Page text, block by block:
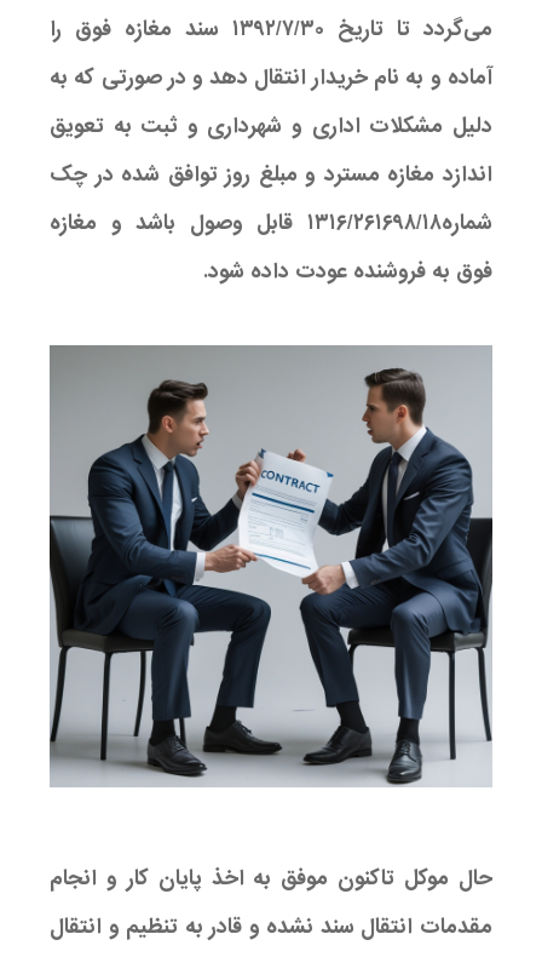
می‌گردد تا تاریخ ۱۳۹۲/۷/۳۰ سند مغازه فوق را
آماده و به نام خریدار انتقال دهد و در صورتی که به
دلیل مشکلات اداری و شهرداری و ثبت به تعویق
اندازد مغازه مسترد و مبلغ روز توافق شده در چک
شماره۱۳۱۶/۲۶۱۶۹۸/۱۸ قابل وصول باشد و مغازه
فوق به فروشنده عودت داده شود.
حال موکل تاکنون موفق به اخذ پایان کار و انجام
مقدمات انتقال سند نشده و قادر به تنظیم و انتقال